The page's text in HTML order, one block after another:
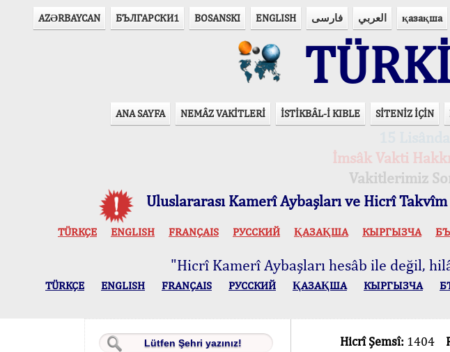
AZӘRBAYCAN БЪЛГАРСКИ1 BOSANSKI ENGLISH فارسی العربي қазақша
ANA SAYFA NEMÂZ VAKİTLERİ İSTİKBÂL-İ KIBLE SİTENİZ İÇİN
İmsâk Vakti
Vakitlerimiz
Uluslararası Kamerî Aybaşları ve Hicrî
TÜRKÇE ENGLISH FRANÇAIS РУССКИЙ ҚАЗАҚША КЫPГЫЗЧA
"Hicrî Kamerî Aybaşları hesâb ile değil,
TÜRKÇE ENGLISH FRANÇAIS РУССКИЙ ҚАЗАҚША КЫPГЫЗЧA
Hicrî Şemsî: 1404